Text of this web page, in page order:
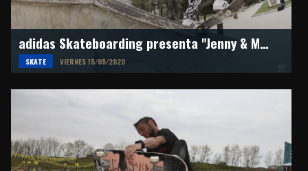
adidas Skateboarding presenta "Jenny & Mariah"
SKATE VIERNES 15/05/2020